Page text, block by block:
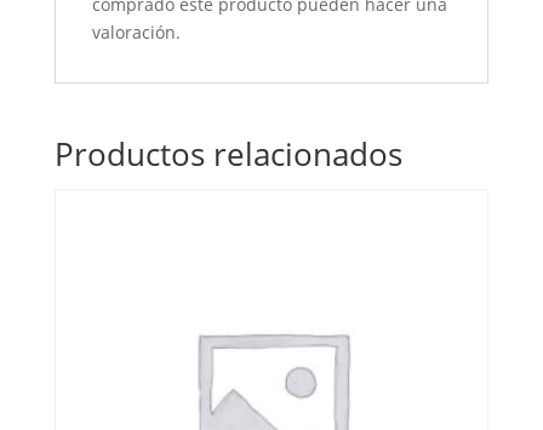
comprado este producto pueden hacer una
valoración.
Productos relacionados